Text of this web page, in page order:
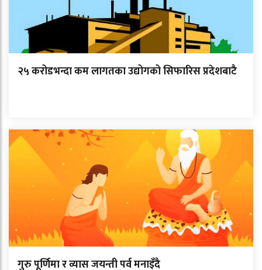
२५ करोडभन्दा कम लागतका उद्योगको सिफारिस प्रदेशबाटै
गुरु पूर्णिमा र व्यास जयन्ती पर्व मनाइँदै